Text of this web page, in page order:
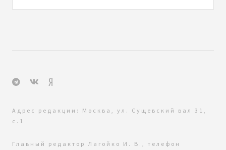
Адрес редакции: Москва, ул. Сущевский вал 31,
с.1
Главный редактор Лагойко И. В., телефон